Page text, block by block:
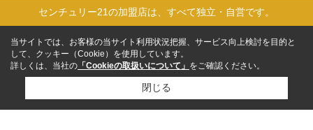
センチュリー21の加盟店は、すべて独立・自営です。
当サイトでは、お客様の当サイト利用状況把握、サービス向上検討を目的と
して、クッキー（Cookie）を使用しています。
詳しくは、当社の 「Cookieの取扱いについて」 をご確認ください。
閉じる